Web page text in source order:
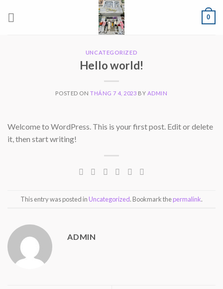
0
UNCATEGORIZED
Hello world!
POSTED ONTHÁNG 7 4, 2023 BY ADMIN
Welcome to WordPress. This is your first post. Edit or delete
it, then start writing!
This entry was posted inUncategorized. Bookmark thepermalink.
ADMIN